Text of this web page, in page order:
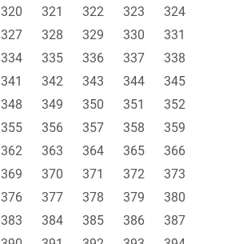
320 321 322 323
324
327 328 329 330
331
334 335 336 337
338
341 342 343 344
345
348 349 350 351
352
355 356 357 358
359
362 363 364 365
366
369 370 371 372
373
376 377 378 379
380
383 384 385 386
387